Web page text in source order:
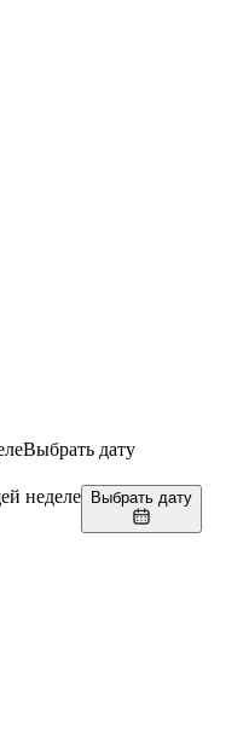
Выбрать дату
неделе Выбрать дату